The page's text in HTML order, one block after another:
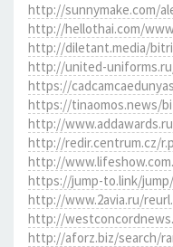
http://sunnymake.com/
http://hellothai.com/
http://diletant.media/
http://united-
https://
https://tinaomos.news/
http://
http://redir.centrum.cz/
http://
https://jump-to.link/
http://www.2avia.ru/
http://
http://aforz.biz/search/